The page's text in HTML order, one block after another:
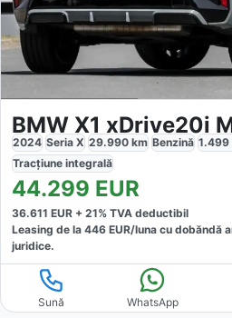
BMW X1 xDrive20i
2024 Seria X 29.990 km Benzină 1.499
Tracțiune integrală
44.299 EUR
36.611 EUR + 21% TVA deductibil
Leasing de la 446 EUR/luna cu dobăndă
juridice.
Sună WhatsApp